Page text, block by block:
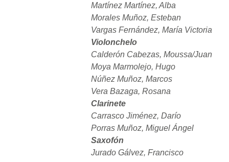
Martínez Martínez, Alba
Morales Muñoz, Esteban
Vargas Fernández, María Victoria
Violonchelo
Calderón Cabezas, Moussa/Juan
Moya Marmolejo, Hugo
Núñez Muñoz, Marcos
Vera Bazaga, Rosana
Clarinete
Carrasco Jiménez, Darío
Porras Muñoz, Miguel Ángel
Saxofón
Jurado Gálvez, Francisco